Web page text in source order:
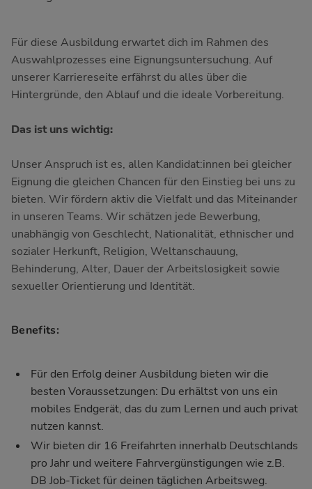
Für diese Ausbildung erwartet dich im Rahmen des
Auswahlprozesses eine Eignungsuntersuchung. Auf
unserer Karriereseite erfährst du alles über die
Hintergründe, den Ablauf und die ideale Vorbereitung.
Das ist uns wichtig:
Unser Anspruch ist es, allen Kandidat:innen bei gleicher
Eignung die gleichen Chancen für den Einstieg bei uns zu
bieten. Wir fördern aktiv die Vielfalt und das Miteinander
in unseren Teams. Wir schätzen jede Bewerbung,
unabhängig von Geschlecht, Nationalität, ethnischer und
sozialer Herkunft, Religion, Weltanschauung,
Behinderung, Alter, Dauer der Arbeitslosigkeit sowie
sexueller Orientierung und Identität.
Benefits:
Für den Erfolg deiner Ausbildung bieten wir die
besten Voraussetzungen: Du erhältst von uns ein
mobiles Endgerät, das du zum Lernen und auch privat
nutzen kannst.
Wir bieten dir 16 Freifahrten innerhalb Deutschlands
pro Jahr und weitere Fahrvergünstigungen wie z.B.
DB Job-Ticket für deinen täglichen Arbeitsweg.